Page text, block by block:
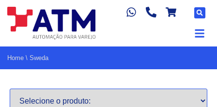
Home \ Sweda